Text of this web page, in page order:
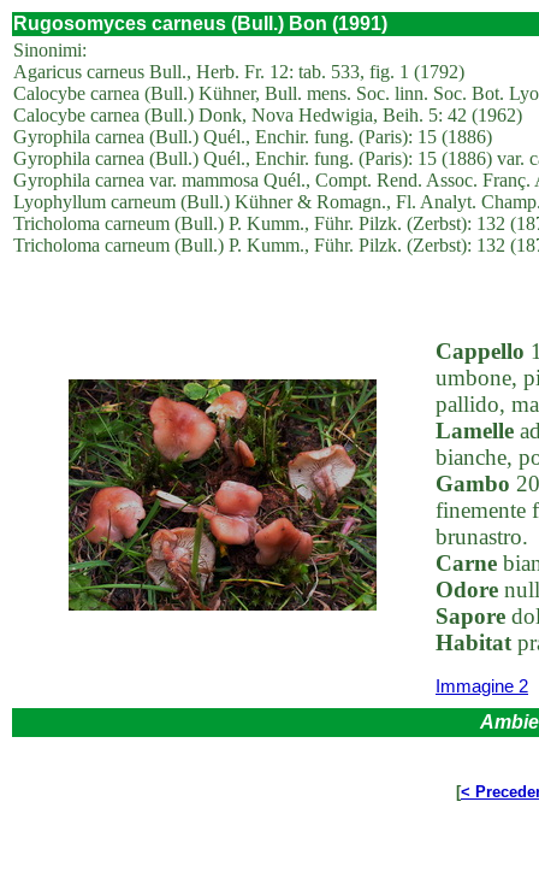
Rugosomyces carneus (Bull.) Bon (1991)
Sinonimi:
Agaricus carneus Bull., Herb. Fr. 12: tab. 533, fig. 1 (1792)
Calocybe carnea (Bull.) Kühner, Bull. mens. Soc. linn. Soc. Bot.
Calocybe carnea (Bull.) Donk, Nova Hedwigia, Beih. 5: 42 (1962)
Gyrophila carnea (Bull.) Quél., Enchir. fung. (Paris): 15 (1886)
Gyrophila carnea (Bull.) Quél., Enchir. fung. (Paris): 15 (1886) var.
Gyrophila carnea var. mammosa Quél., Compt. Rend. Assoc.
Lyophyllum carneum (Bull.) Kühner & Romagn., Fl. Analyt.
Tricholoma carneum (Bull.) P. Kumm., Führ. Pilzk. (Zerbst): 132
Tricholoma carneum (Bull.) P. Kumm., Führ. Pilzk. (Zerbst): 132
Cappello
umbone,
pallido,
Lamelle
bianche,
Gambo
finemente
brunastro.
Carne
Odore
Sapore
Habitat
Immagine 2
[<